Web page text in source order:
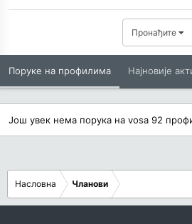
Пронађите
Поруке на профилима Најновије
Још увек нема порука на vosa 92
Насловна Чланови